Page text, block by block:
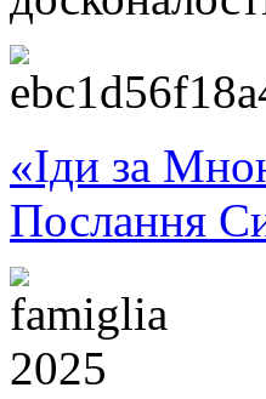
«Іди за
Послання